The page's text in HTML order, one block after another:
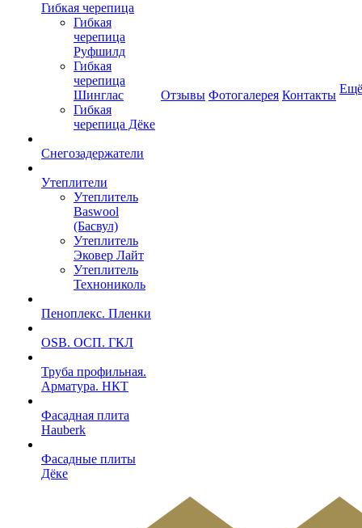
Гибкая черепица
Гибкая
черепица
Руфшилд
Гибкая
черепица
Шинглас
Гибкая
черепица Дёке
Снегозадержатели
Утеплители
Утеплитель
Baswool
(Басвул)
Утеплитель
Эковер Лайт
Утеплитель
Технониколь
Пеноплекс. Пленки
OSB. ОСП. ГКЛ
Труба профильная.
Арматура. НКТ
Фасадная плита
Hauberk
Фасадные плиты
Дёке
Отзывы Фотогалерея Контакты Ещё